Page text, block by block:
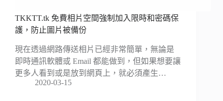
TKKTT.tk 免費相片空間強制加入限時和密碼保
護，防止圖片被備份
現在透過網路傳送相片已經非常簡單，無論是
即時通訊軟體或 Email 都能做到，但如果想要讓
更多人看到或是放到網頁上，就必須產生…
2020-03-15